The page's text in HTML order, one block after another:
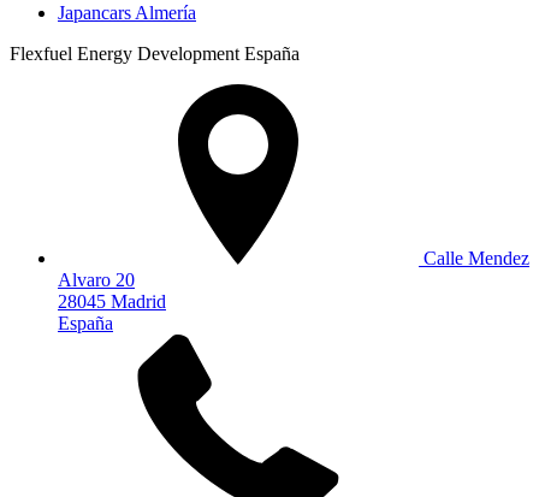
Japancars Almería
Flexfuel Energy Development España
Calle Mendez
Alvaro 20
28045 Madrid
España